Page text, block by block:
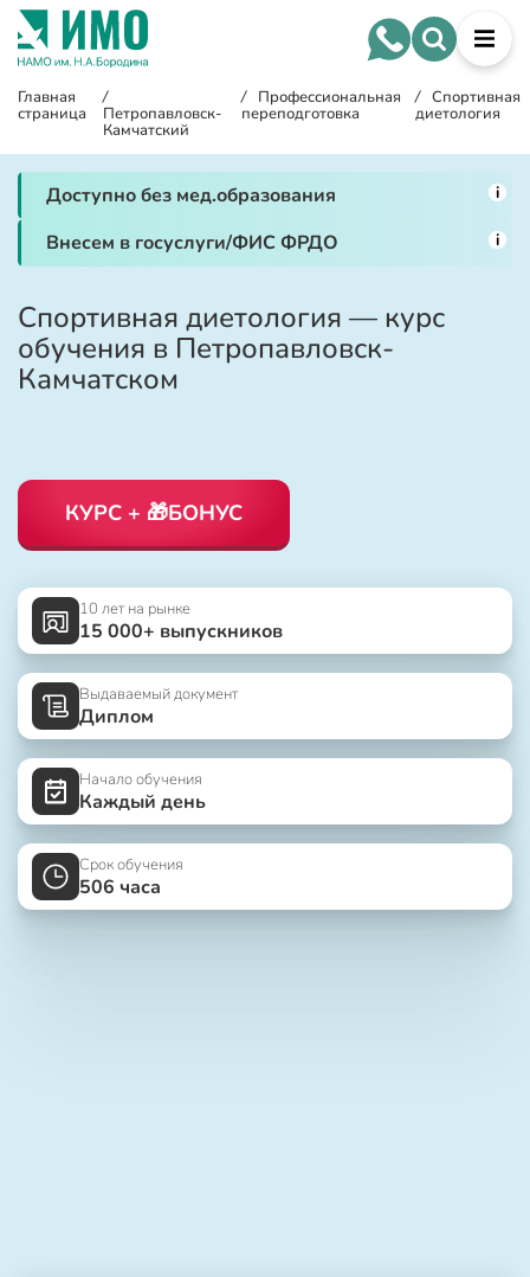
Главная
страница
/
Петропавловск-
Камчатский
/ Профессиональная
переподготовка
/ Спортивная
диетология
Доступно без мед.образования i
Внесем в госуслуги/ФИС ФРДО i
Спортивная диетология — курс
обучения в Петропавловск-
Камчатском
КУРС + 🎁БОНУС
10 лет на рынке
15 000+ выпускников
Выдаваемый документ
Диплом
Начало обучения
Каждый день
Срок обучения
506 часа